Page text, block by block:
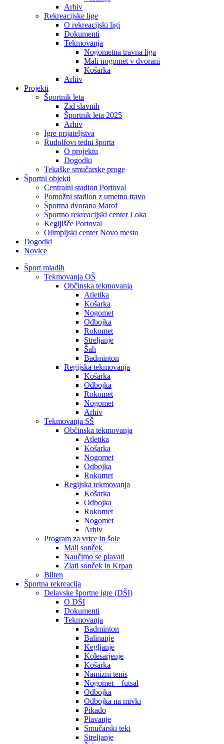
Arhiv
Rekreacijske lige
O rekreacijski ligi
Dokumenti
Tekmovanja
Nogometna travna liga
Mali nogomet v dvorani
Košarka
Arhiv
Projekti
Športnik leta
Zid slavnih
Športnik leta 2025
Arhiv
Igre prijateljstva
Rudolfovi tedni športa
O projektu
Dogodki
Tekaške smučarske proge
Športni objekti
Centralni stadion Portoval
Pomožni stadion z umetno travo
Športna dvorana Marof
Športno rekreacijski center Loka
Kegljišče Portoval
Olimpijski center Novo mesto
Dogodki
Novice
Šport mladih
Tekmovanja OŠ
Občinska tekmovanja
Atletika
Košarka
Nogomet
Odbojka
Rokomet
Streljanje
Šah
Badminton
Regijska tekmovanja
Košarka
Odbojka
Rokomet
Nogomet
Arhiv
Tekmovanja SŠ
Občinska tekmovanja
Atletika
Košarka
Nogomet
Odbojka
Rokomet
Regijska tekmovanja
Košarka
Odbojka
Rokomet
Nogomet
Arhiv
Program za vrtce in šole
Mali sonček
Naučimo se plavati
Zlati sonček in Krpan
Bilten
Športna rekreacija
Delavske športne igre (DŠI)
O DŠI
Dokumenti
Tekmovanja
Badminton
Balinanje
Kegljanje
Kolesarjenje
Košarka
Namizni tenis
Nogomet – futsal
Odbojka
Odbojka na mivki
Pikado
Plavanje
Smučarski teki
Streljanje